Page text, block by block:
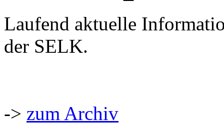
Laufend aktuelle
der SELK.
-> zum Archiv